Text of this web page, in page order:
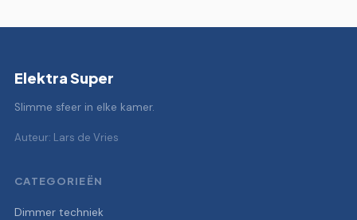
Elektra Super
Slimme sfeer in elke kamer.
Auteur: Lars de Vries
CATEGORIEËN
Dimmer techniek